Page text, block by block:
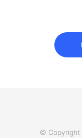
© Copyright